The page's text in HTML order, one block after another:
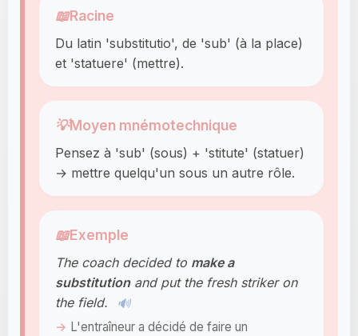
📖Racine
Du latin 'substitutio', de 'sub' (à la place)
et 'statuere' (mettre).
💡Moyen mnémotechnique
Pensez à 'sub' (sous) + 'stitute' (statuer)
→ mettre quelqu'un sous un autre rôle.
📖Exemple
The coach decided to make a
substitutionand put the fresh striker on
the field.
🔊
L'entraîneur a décidé de faire un